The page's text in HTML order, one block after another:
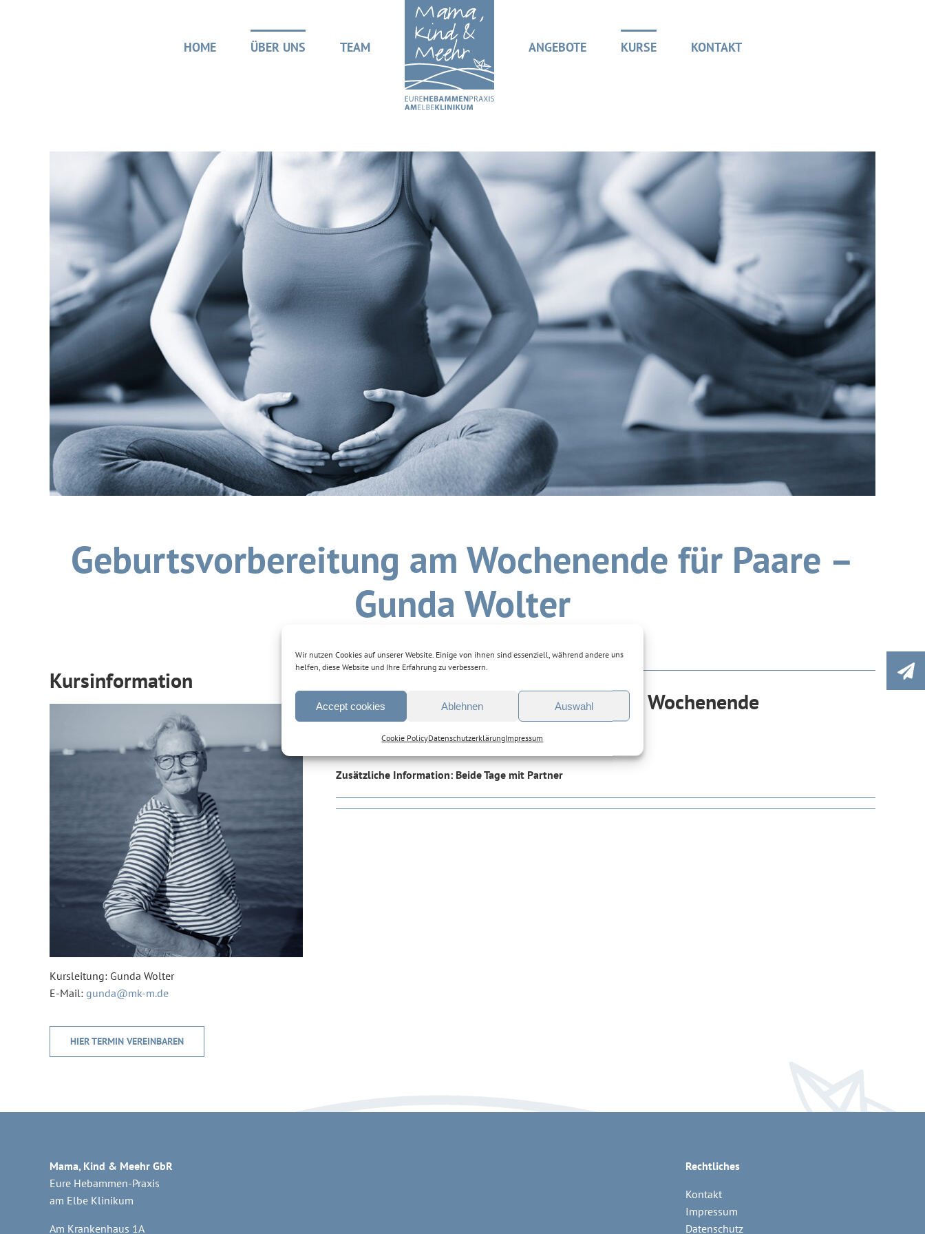
Wir nutzen Cookies auf unserer Website. Einige von ihnen sind essenziell, während andere uns
helfen, diese Website und Ihre Erfahrung zu verbessern.
Accept cookies Ablehnen Auswahl
Cookie PolicyDatenschutzerklärungImpressum
HOME ÜBER UNS TEAM ANGEBOTE KURSE KONTAKT
Geburtsvorbereitung am Wochenende für Paare –
Gunda Wolter
Kursinformation
Kursleitung: Gunda Wolter
E-Mail: gunda@mk-m.de
HIER TERMIN VEREINBAREN
Termine – Geburtsvorbereitung am Wochenende
Sa. 09:30 – 17:00 Uhr & So. 10:00 – 15:00 Uhr
Zusätzliche Information: Beide Tage mit Partner
Mama, Kind & Meehr GbR
Eure Hebammen-Praxis
am Elbe Klinikum
Am Krankenhaus 1A
Rechtliches
Kontakt
Impressum
Datenschutz